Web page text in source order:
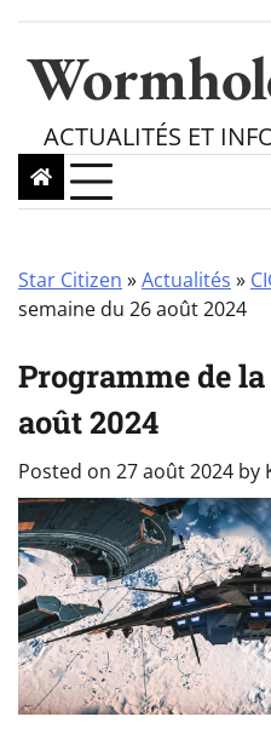
content
ACTUALITÉS ET
Star Citizen »Actualités »
semaine du 26 août 2024
Programme de
août 2024
Posted on 27 août 2024 by